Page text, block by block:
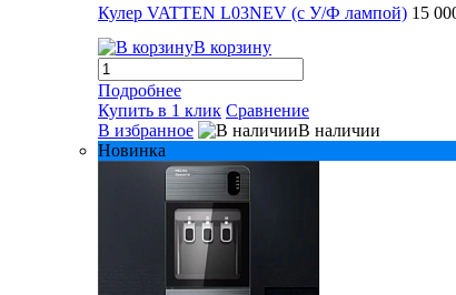
Кулер VATTEN L03NEV (с У/Ф лампой) 15
В корзину
Подробнее
Купить в 1 клик Сравнение
В избранное
В наличии
Новинка